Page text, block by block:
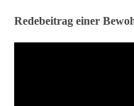
Redebeitrag einer